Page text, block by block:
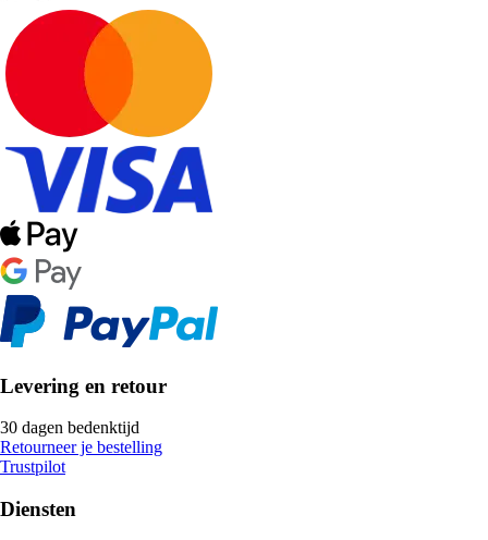
Levering en retour
30 dagen bedenktijd
Retourneer je bestelling
Trustpilot
Diensten